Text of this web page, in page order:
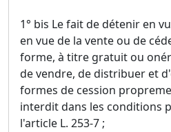
1° bis Le fait de détenir en
en vue de la vente ou de
forme, à titre gratuit ou
de vendre, de distribuer et
formes de cession
interdit dans les conditions
l'article L. 253-7 ;